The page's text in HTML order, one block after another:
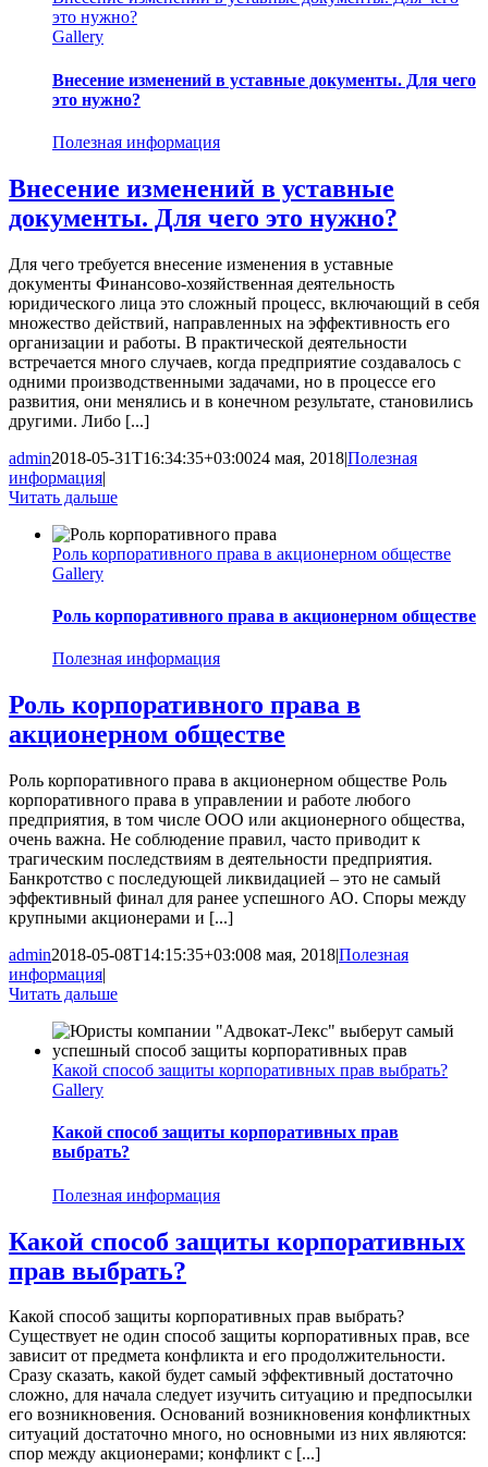
это нужно?
Gallery
Внесение изменений в уставные документы. Для чего
это нужно?
Полезная информация
Внесение изменений в уставные
документы. Для чего это нужно?
Для чего требуется внесение изменения в уставные
документы Финансово-хозяйственная деятельность
юридического лица это сложный процесс, включающий в себя
множество действий, направленных на эффективность его
организации и работы. В практической деятельности
встречается много случаев, когда предприятие создавалось с
одними производственными задачами, но в процессе его
развития, они менялись и в конечном результате, становились
другими. Либо [...]
admin2018-05-31T16:34:35+03:0024 мая, 2018|Полезная
информация|
Читать дальше
Роль корпоративного права в акционерном обществе
Gallery
Роль корпоративного права в акционерном обществе
Полезная информация
Роль корпоративного права в
акционерном обществе
Роль корпоративного права в акционерном обществе Роль
корпоративного права в управлении и работе любого
предприятия, в том числе ООО или акционерного общества,
очень важна. Не соблюдение правил, часто приводит к
трагическим последствиям в деятельности предприятия.
Банкротство с последующей ликвидацией – это не самый
эффективный финал для ранее успешного АО. Споры между
крупными акционерами и [...]
admin2018-05-08T14:15:35+03:008 мая, 2018|Полезная
информация|
Читать дальше
Какой способ защиты корпоративных прав выбрать?
Gallery
Какой способ защиты корпоративных прав
выбрать?
Полезная информация
Какой способ защиты корпоративных
прав выбрать?
Какой способ защиты корпоративных прав выбрать?
Существует не один способ защиты корпоративных прав, все
зависит от предмета конфликта и его продолжительности.
Сразу сказать, какой будет самый эффективный достаточно
сложно, для начала следует изучить ситуацию и предпосылки
его возникновения. Оснований возникновения конфликтных
ситуаций достаточно много, но основными из них являются:
спор между акционерами; конфликт с [...]